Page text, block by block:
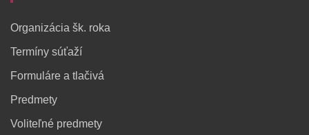
Organizácia šk. roka
Termíny súťaží
Formuláre a tlačivá
Predmety
Voliteľné predmety